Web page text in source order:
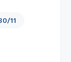
11